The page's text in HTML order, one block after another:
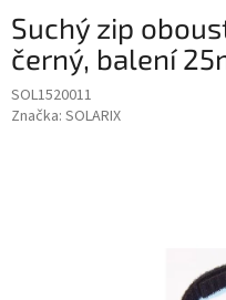
Suchý zip
černý, balení
SOL1520011
Značka: SOLARIX